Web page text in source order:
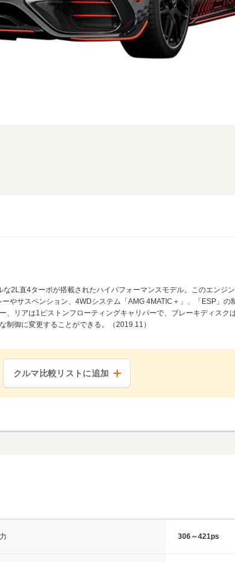
国仕様の為、一部異なる場合があります (1/3枚)
2L直4ターボが搭載されたハイパフォーマンスモデル。このエンジ
やサスペンション、4WDシステム「AMG 4MATIC＋」、「ESP」
リアは1ピストンフローティングキャリパーで、ブレーキディスク
制御に変更することができる。（2019.11）
クルマ比較リストに追加
306～421ps